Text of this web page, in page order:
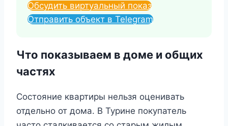
Обсудить виртуальный показ
Отправить объект в Telegram
Что показываем в доме и общих
частях
Состояние квартиры нельзя оценивать
отдельно от дома. В Турине покупатель